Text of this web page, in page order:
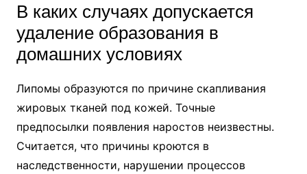
В каких случаях допускается
удаление образования в
домашних условиях
Липомы образуются по причине скапливания
жировых тканей под кожей. Точные
предпосылки появления наростов неизвестны.
Считается, что причины кроются в
наследственности, нарушении процессов